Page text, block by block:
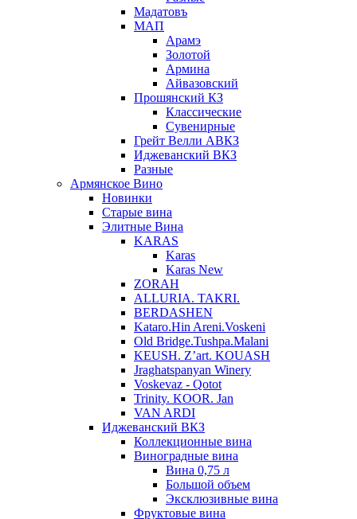
Мадатовъ
МАП
Арамэ
Золотой
Армина
Айвазовский
Прошянский КЗ
Классические
Сувенирные
Грейт Велли АВКЗ
Иджеванский ВКЗ
Разные
Армянское Вино
Новинки
Старые вина
Элитные Вина
KARAS
Karas
Karas New
ZORAH
ALLURIA. TAKRI.
BERDASHEN
Kataro.Hin Areni.Voskeni
Old Bridge.Tushpa.Malani
KEUSH. Z’art. KOUASH
Jraghatspanyan Winery
Voskevaz - Qotot
Trinity. KOOR. Jan
VAN ARDI
Иджеванский ВКЗ
Коллекционные вина
Виноградные вина
Вина 0,75 л
Большой объем
Эксклюзивные вина
Фруктовые вина